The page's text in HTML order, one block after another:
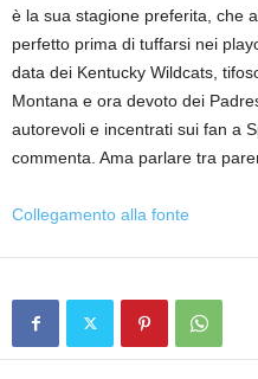
è la sua stagione preferita, che
perfetto prima di tuffarsi nei
data dei Kentucky Wildcats,
Montana e ora devoto dei
autorevoli e incentrati sui fan a
commenta. Ama parlare tra
Collegamento alla fonte